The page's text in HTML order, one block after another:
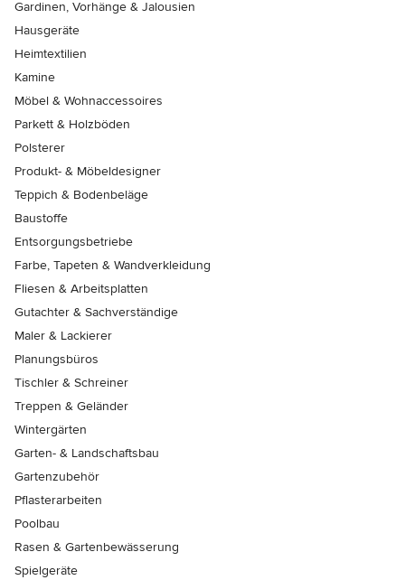
Gardinen, Vorhänge & Jalousien
Hausgeräte
Heimtextilien
Kamine
Möbel & Wohnaccessoires
Parkett & Holzböden
Polsterer
Produkt- & Möbeldesigner
Teppich & Bodenbeläge
Baustoffe
Entsorgungsbetriebe
Farbe, Tapeten & Wandverkleidung
Fliesen & Arbeitsplatten
Gutachter & Sachverständige
Maler & Lackierer
Planungsbüros
Tischler & Schreiner
Treppen & Geländer
Wintergärten
Garten- & Landschaftsbau
Gartenzubehör
Pflasterarbeiten
Poolbau
Rasen & Gartenbewässerung
Spielgeräte